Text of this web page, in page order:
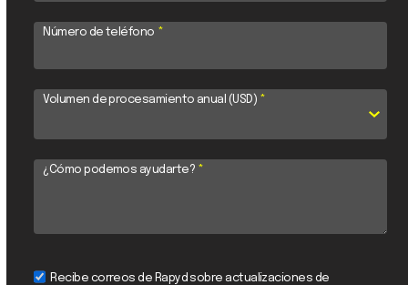
Número de teléfono *
Volumen de procesamiento anual (USD) *
¿Cómo podemos ayudarte? *
Recibe correos de Rapyd sobre actualizaciones de